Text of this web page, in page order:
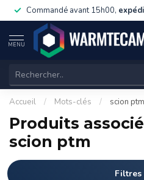
Commandé avant 15h00,
MENU
Accueil / Mots-clés / scion ptm
Produits
scion ptm
Filtres